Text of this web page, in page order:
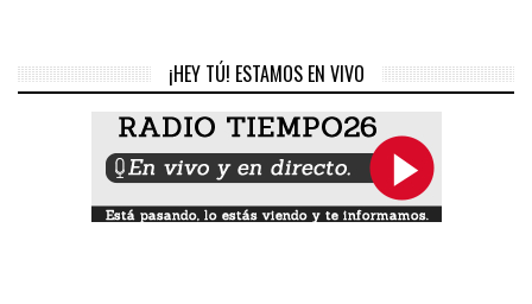
¡HEY TÚ! ESTAMOS EN VIVO